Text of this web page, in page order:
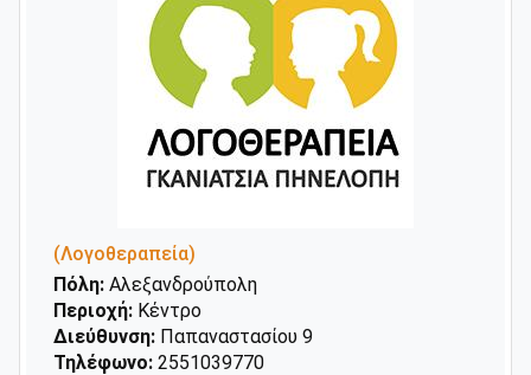
(Λογοθεραπεία)
Πόλη: Αλεξανδρούπολη
Περιοχή: Κέντρο
Διεύθυνση: Παπαναστασίου 9
Τηλέφωνο: 2551039770